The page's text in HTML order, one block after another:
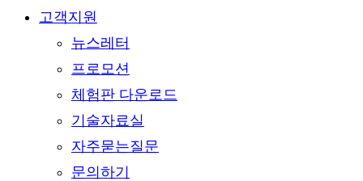
고객지원
뉴스레터
프로모션
체험판 다운로드
기술자료실
자주묻는질문
문의하기